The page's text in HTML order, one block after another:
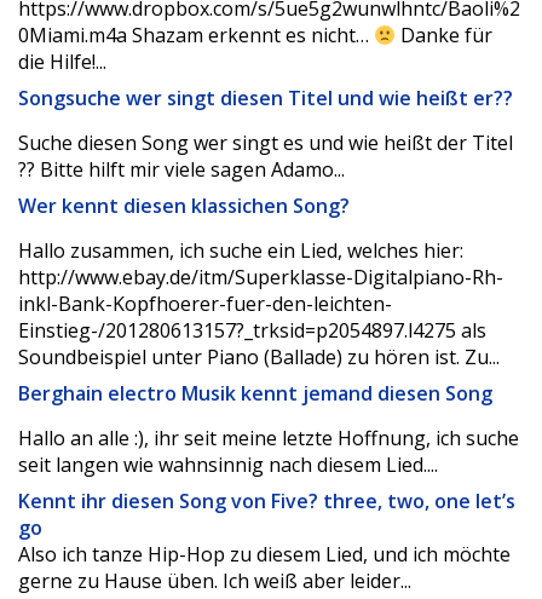
https://www.dropbox.com/s/5ue5g2wunwlhntc/Baoli%2
0Miami.m4a Shazam erkennt es nicht…
Danke für
die Hilfe!...
Songsuche wer singt diesen Titel und wie heißt er??
Suche diesen Song wer singt es und wie heißt der Titel
?? Bitte hilft mir viele sagen Adamo...
Wer kennt diesen klassichen Song?
Hallo zusammen, ich suche ein Lied, welches hier:
http://www.ebay.de/itm/Superklasse-Digitalpiano-Rh-
inkl-Bank-Kopfhoerer-fuer-den-leichten-
Einstieg-/201280613157?_trksid=p2054897.l4275 als
Soundbeispiel unter Piano (Ballade) zu hören ist. Zu...
Berghain electro Musik kennt jemand diesen Song
Hallo an alle :), ihr seit meine letzte Hoffnung, ich suche
seit langen wie wahnsinnig nach diesem Lied....
Kennt ihr diesen Song von Five? three, two, one let’s
go
Also ich tanze Hip-Hop zu diesem Lied, und ich möchte
gerne zu Hause üben. Ich weiß aber leider...